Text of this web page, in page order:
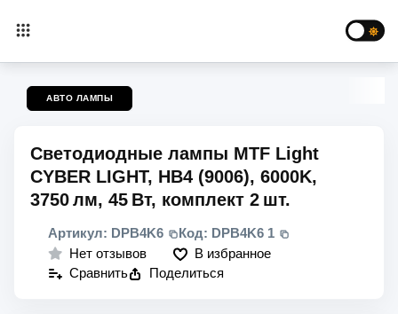
АВТО ЛАМПЫ
Светодиодные лампы MTF Light
CYBER LIGHT, HB4 (9006), 6000K,
3750 лм, 45 Вт, комплект 2 шт.
Артикул: DPB4K6 Код: DPB4K6 1
Нет отзывов
В избранное
Сравнить
Поделиться